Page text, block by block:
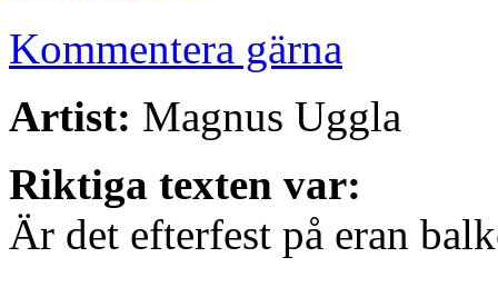
Kommentera gärna
Artist: Magnus Uggla
Riktiga texten var:
Är det efterfest på eran